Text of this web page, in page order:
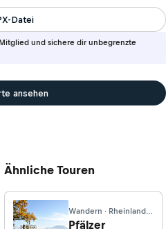
und sichere dir unbegrenzte
Datei
ansehen
Ähnliche Touren
Wandern · Rheinland-
Pfalz
Pfälzer